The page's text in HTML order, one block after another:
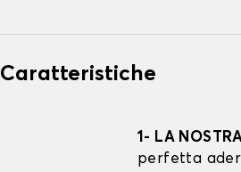
Caratteristiche
1- LA
perfetta